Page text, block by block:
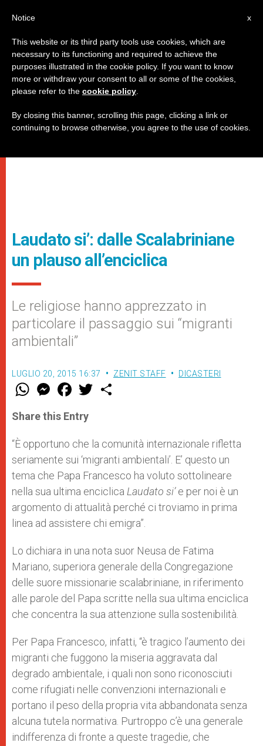
Laudato si’: dalle Scalabriniane
un plauso all’enciclica
Le religiose hanno apprezzato in
particolare il passaggio sui “migranti
ambientali”
LUGLIO 20, 2015 16:37 ZENIT STAFF DICASTERI
W
t
s
p
p
M
e
s
e
g
e
r
F
a
e
b
o
k
w
r
Share this Entry
“È opportuno che la comunità internazionale rifletta
seriamente sui ‘migranti ambientali’. E’ questo un
tema che Papa Francesco ha voluto sottolineare
nella sua ultima enciclica Laudato si’e per noi è un
argomento di attualità perché ci troviamo in prima
linea ad assistere chi emigra”.
Lo dichiara in una nota suor Neusa de Fatima
Mariano, superiora generale della Congregazione
delle suore missionarie scalabriniane, in riferimento
alle parole del Papa scritte nella sua ultima enciclica
che concentra la sua attenzione sulla sostenibilità.
Per Papa Francesco, infatti, “è tragico l’aumento dei
migranti che fuggono la miseria aggravata dal
degrado ambientale, i quali non sono riconosciuti
come rifugiati nelle convenzioni internazionali e
portano il peso della propria vita abbandonata senza
alcuna tutela normativa. Purtroppo c’è una generale
indifferenza di fronte a queste tragedie, che
x
Notice
This website or its third party tools use cookies, which are
necessary to its functioning and required to achieve the
purposes illustrated in the cookie policy. If you want to know
more or withdraw your consent to all or some of the cookies,
please refer to the cookie policy
By closing this banner, scrolling this page, clicking a link or
continuing to browse otherwise, you agree to the use of cookies.